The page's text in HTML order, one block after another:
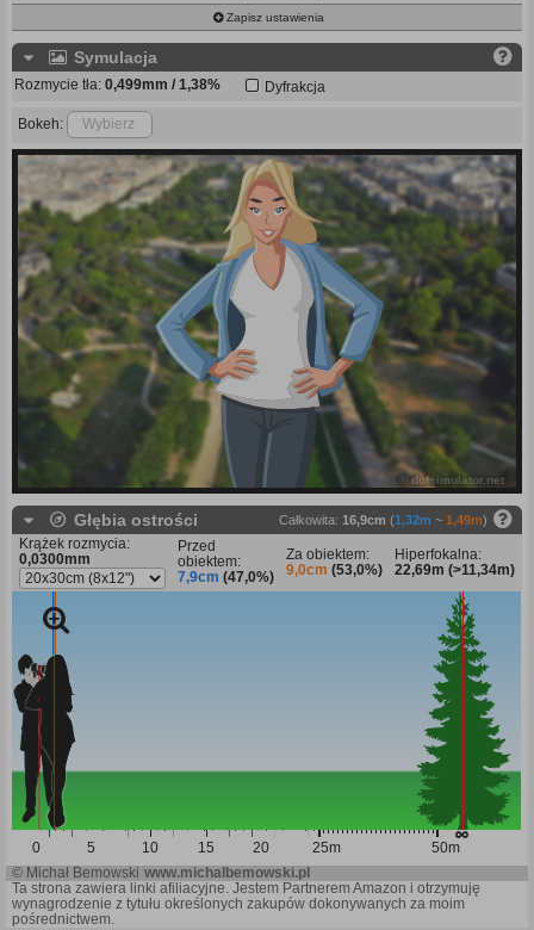
Zapisz ustawienia
Symulacja
Rozmycie tła: 0,499mm / 1,38% Dyfrakcja
Bokeh: Wybierz
© dofsimulator.net
Głębia ostrości Całkowita: 16,9cm (1,32m ~ 1,49m)
Krążek rozmycia:
0,0300mm
Przed
obiektem:
7,9cm (47,0%)
Za obiektem:
9,0cm (53,0%)
Hiperfokalna:
22,69m (>11,34m)
0 5 10 15 20 25m
50m
© Michał Bemowski www.michalbemowski.pl
Ta strona zawiera linki afiliacyjne. Jestem Partnerem Amazon i otrzymuję
wynagrodzenie z tytułu określonych zakupów dokonywanych za moim
pośrednictwem.